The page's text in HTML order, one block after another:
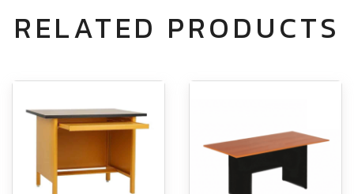
RELATED PRODUCTS